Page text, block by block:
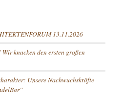
13.11.2026
knacken den ersten großen
Unsere Nachwuchskräfte